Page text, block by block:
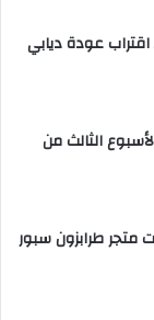
عودة ديابي
الثالث من
متجر طرابزون سبور